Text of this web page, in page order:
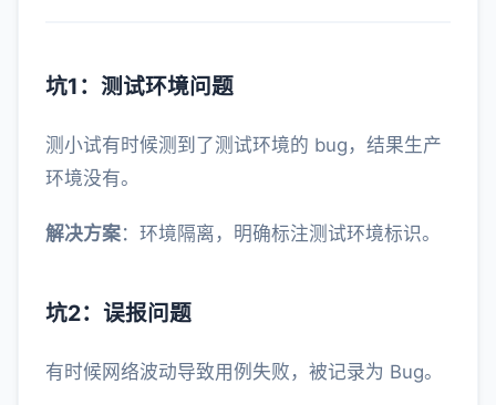
坑1：测试环境问题
测小试有时候测到了测试环境的 bug，结果生产
环境没有。
解决方案：环境隔离，明确标注测试环境标识。
坑2：误报问题
有时候网络波动导致用例失败，被记录为 Bug。